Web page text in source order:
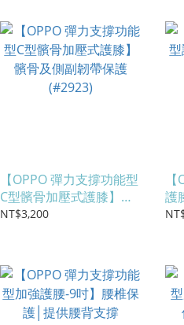
【OPPO 彈力支撐功能型
C型髕骨加壓式護膝】髕
骨及側副韌帶保護
NT$3,200
護
韌